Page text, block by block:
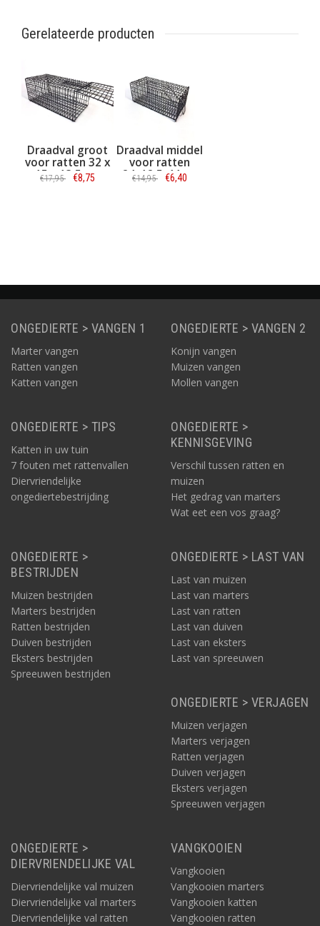
Gerelateerde producten
Draadval groot
voor ratten 32 x
15 x 13,5 cm
€17,95 €8,75
Draadval middel
voor ratten
24x12,5x11cm
€14,95 €6,40
ONGEDIERTE > VANGEN 1
Marter vangen
Ratten vangen
Katten vangen
ONGEDIERTE > VANGEN 2
Konijn vangen
Muizen vangen
Mollen vangen
ONGEDIERTE > TIPS
Katten in uw tuin
7 fouten met rattenvallen
Diervriendelijke
ongediertebestrijding
ONGEDIERTE >
KENNISGEVING
Verschil tussen ratten en
muizen
Het gedrag van marters
Wat eet een vos graag?
ONGEDIERTE >
BESTRIJDEN
Muizen bestrijden
Marters bestrijden
Ratten bestrijden
Duiven bestrijden
Eksters bestrijden
Spreeuwen bestrijden
ONGEDIERTE > LAST VAN
Last van muizen
Last van marters
Last van ratten
Last van duiven
Last van eksters
Last van spreeuwen
ONGEDIERTE > VERJAGEN
Muizen verjagen
Marters verjagen
Ratten verjagen
Duiven verjagen
Eksters verjagen
Spreeuwen verjagen
ONGEDIERTE >
DIERVRIENDELIJKE VAL
Diervriendelijke val muizen
Diervriendelijke val marters
Diervriendelijke val ratten
VANGKOOIEN
Vangkooien
Vangkooien marters
Vangkooien katten
Vangkooien ratten